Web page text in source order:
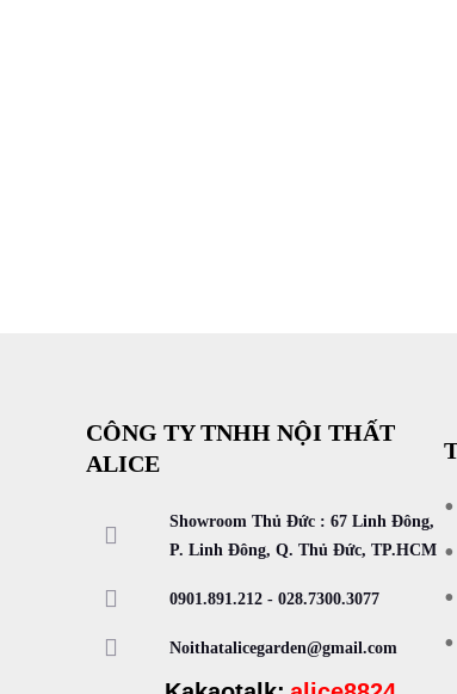
CÔNG TY TNHH NỘI THẤT
ALICE
Showroom Thủ Đức : 67 Linh Đông,
P. Linh Đông, Q. Thủ Đức, TP.HCM
0901.891.212 - 028.7300.3077
Noithatalicegarden@gmail.com